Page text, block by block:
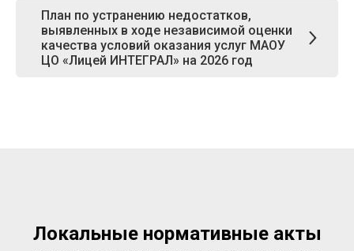
План по устранению недостатков,
выявленных в ходе независимой оценки
качества условий оказания услуг МАОУ
ЦО «Лицей ИНТЕГРАЛ» на 2026 год
Локальные нормативные акты